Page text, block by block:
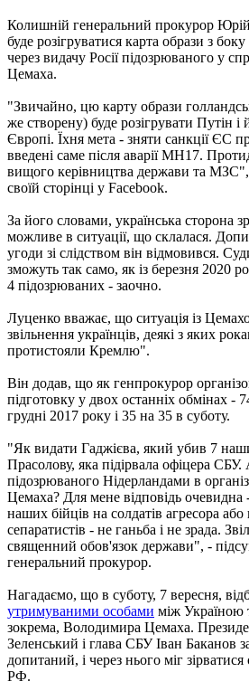
Колишній генеральний прокурор
буде розігруватися карта образи з
через видачу Росії підозрюваного у
Цемаха.
"Звичайно, цю карту образи
же створену) буде розігрувати Путін і
Європі. Їхня мета - зняти санкції ЄС
введені саме після аварії МН17.
вищого керівництва держави та
своїй сторінці у Facebook.
За його словами, українська сторона
можливе в ситуації, що склалася.
угоди зі слідством він відмовився.
зможуть так само, як із березня 2020
4 підозрюваних - заочно.
Луценко вважає, що ситуація із
звільнення українців, деякі з яких
протистояли Кремлю".
Він додав, що як генпрокурор
підготовку у двох останніх обмінах -
грудні 2017 року і 35 на 35 в суботу.
"Як видати Гаджієва, який убив 7
Прасолову, яка підірвала офіцера СБУ.
підозрюваного Нідерландами в
Цемаха? Для мене відповідь очевидна
наших бійців на солдатів агресора
сепаратистів - не ганьба і не зрада.
священний обов'язок держави", -
генеральний прокурор.
Нагадаємо, що в суботу, 7 вересня,
утримуваними особами між Україною
зокрема, Володимира Цемаха.
Зеленський і глава СБУ Іван Баканов
допитаний, і через нього міг
РФ.